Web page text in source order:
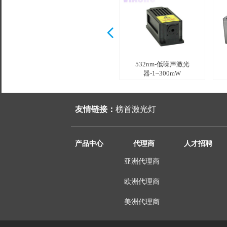
532nm-低噪声激光
器-1~300mW
넳
产品中心 代理商 人才招聘
亚洲代理商
欧洲代理商
美洲代理商
友情链接： 榜首激光灯